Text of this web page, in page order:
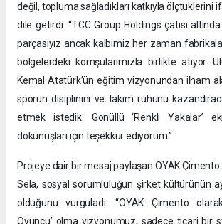
değil, topluma sağladıkları katkıyla ölçtüklerini
dile getirdi: “TCC Group Holdings çatısı
parçasıyız ancak kalbimiz her zaman
bölgelerdeki komşularımızla birlikte atıyor.
Kemal Atatürk’ün eğitim vizyonundan ilham
sporun disiplinini ve takım ruhunu
etmek istedik. Gönüllü ‘Renkli Yakalar’
dokunuşları için teşekkür ediyorum.”
Projeye dair bir mesaj paylaşan OYAK Çimento
Sela, sosyal sorumluluğun şirket kültürünün
olduğunu vurguladı: “OYAK Çimento
Oyuncu’ olma vizyonumuz, sadece ticari bir